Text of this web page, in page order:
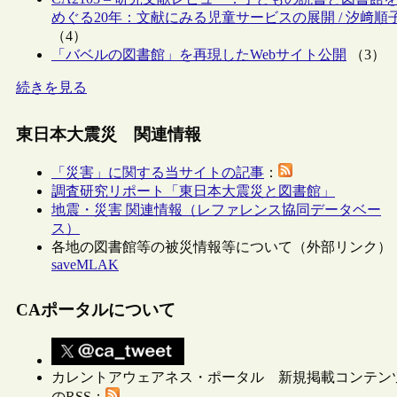
めぐる20年：文献にみる児童サービスの展開 / 汐﨑順
（4）
「バベルの図書館」を再現したWebサイト公開
（3）
続きを見る
東日本大震災 関連情報
「災害」に関する当サイトの記事 ：
調査研究リポート「東日本大震災と図書館」
地震・災害 関連情報（レファレンス協同データベー
ス）
各地の図書館等の被災情報等について（外部リンク）
saveMLAK
CAポータルについて
カレントアウェアネス・ポータル 新規掲載コンテン